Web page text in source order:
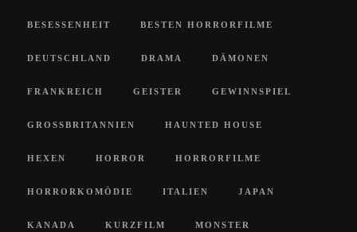
BESESSENHEIT BESTEN HORRORFILME
DEUTSCHLAND DRAMA DÄMONEN
FRANKREICH GEISTER GEWINNSPIEL
GROSSBRITANNIEN HAUNTED HOUSE
HEXEN HORROR HORRORFILME
HORRORKOMÖDIE ITALIEN JAPAN
KANADA KURZFILM MONSTER